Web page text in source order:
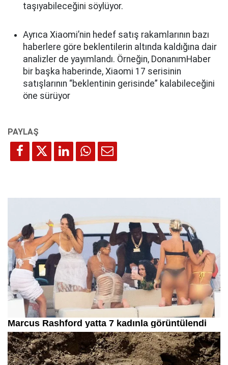
taşıyabileceğini söylüyor.
Ayrıca Xiaomi’nin hedef satış rakamlarının bazı
haberlere göre beklentilerin altında kaldığına dair
analizler de yayımlandı. Örneğin, DonanımHaber
bir başka haberinde, Xiaomi 17 serisinin
satışlarının “beklentinin gerisinde” kalabileceğini
öne sürüyor